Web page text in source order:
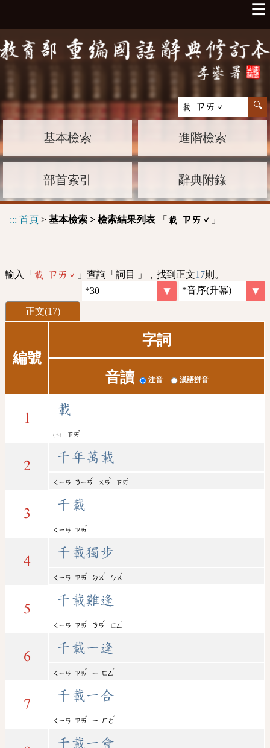
☰
基本檢索 進階檢索
部首索引 辭典附錄
::: 首頁 > 基本檢索 > 檢索結果列表 「 載 ㄗㄞˇ 」
輸入「 載 ㄗㄞˇ 」查詢「詞目 」，找到正文17則。
正文(17)
編號
字詞
音讀 注音 漢語拼音
1
載
ㄗㄞ
ˇ
2
千年萬載
ㄑㄧㄢ ㄋㄧㄢ
ˊ
ㄨㄢ
ˋ
ㄗㄞ
ˇ
3
千載
ㄑㄧㄢ ㄗㄞ
ˇ
4
千載獨步
ㄑㄧㄢ ㄗㄞ
ˇ
ㄉㄨ
ˊ
ㄅㄨ
ˋ
5
千載難逢
ㄑㄧㄢ ㄗㄞ
ˇ
ㄋㄢ
ˊ
ㄈㄥ
ˊ
6
千載一逢
ㄑㄧㄢ ㄗㄞ
ˇ
ㄧ ㄈㄥ
ˊ
7
千載一合
ㄑㄧㄢ ㄗㄞ
ˇ
ㄧ ㄏㄜ
ˊ
千載一會